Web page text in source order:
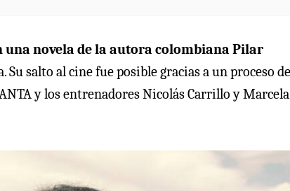
una novela de la autora colombiana Pilar
salto al cine fue posible gracias a un proceso de
y los entrenadores Nicolás Carrillo y Marcela